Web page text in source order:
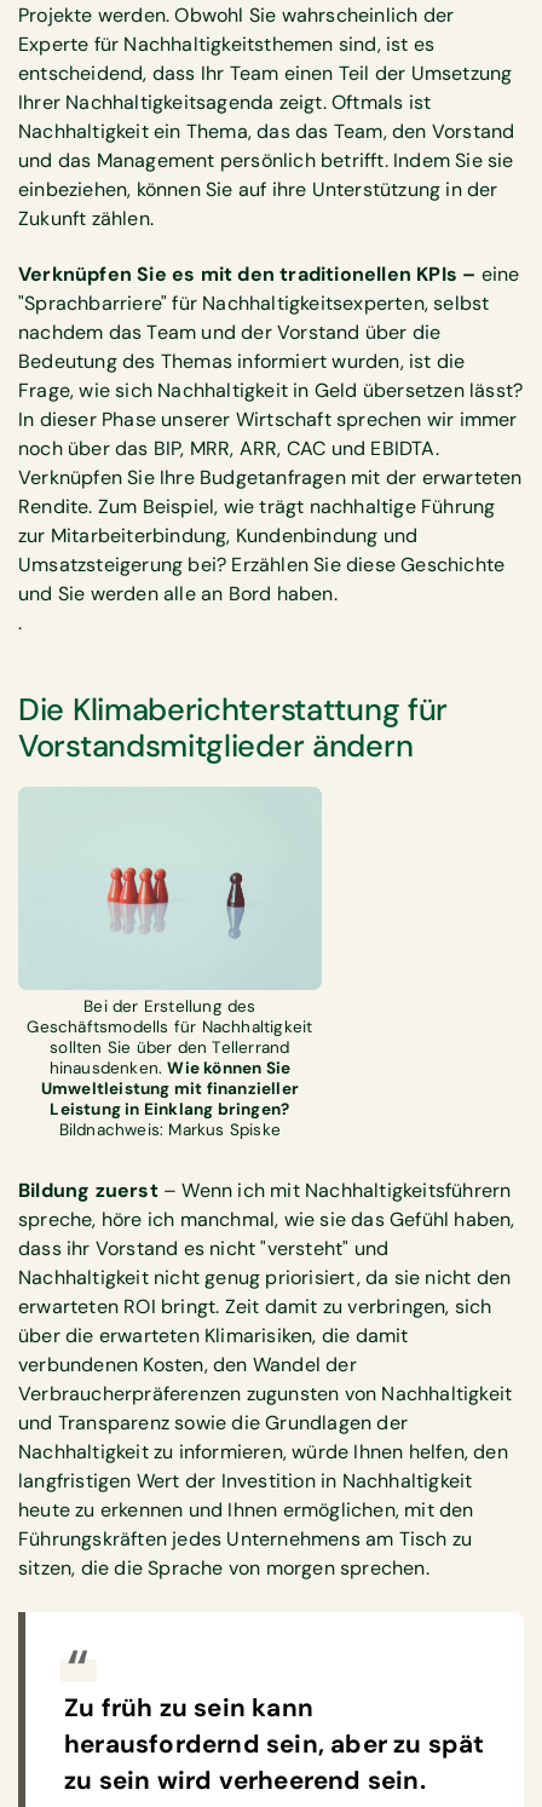
Projekte werden. Obwohl Sie wahrscheinlich der
Experte für Nachhaltigkeitsthemen sind, ist es
entscheidend, dass Ihr Team einen Teil der Umsetzung
Ihrer Nachhaltigkeitsagenda zeigt. Oftmals ist
Nachhaltigkeit ein Thema, das das Team, den Vorstand
und das Management persönlich betrifft. Indem Sie sie
einbeziehen, können Sie auf ihre Unterstützung in der
Zukunft zählen.
Verknüpfen Sie es mit den traditionellen KPIs – eine
"Sprachbarriere" für Nachhaltigkeitsexperten, selbst
nachdem das Team und der Vorstand über die
Bedeutung des Themas informiert wurden, ist die
Frage, wie sich Nachhaltigkeit in Geld übersetzen lässt?
In dieser Phase unserer Wirtschaft sprechen wir immer
noch über das BIP, MRR, ARR, CAC und EBIDTA.
Verknüpfen Sie Ihre Budgetanfragen mit der erwarteten
Rendite. Zum Beispiel, wie trägt nachhaltige Führung
zur Mitarbeiterbindung, Kundenbindung und
Umsatzsteigerung bei? Erzählen Sie diese Geschichte
und Sie werden alle an Bord haben.
.
Die Klimaberichterstattung für
Vorstandsmitglieder ändern
Bei der Erstellung des
Geschäftsmodells für Nachhaltigkeit
sollten Sie über den Tellerrand
hinausdenken.Wie können Sie
Umweltleistung mit finanzieller
Leistung in Einklang bringen?
Bildnachweis: Markus Spiske
Bildung zuerst – Wenn ich mit Nachhaltigkeitsführern
spreche, höre ich manchmal, wie sie das Gefühl haben,
dass ihr Vorstand es nicht "versteht" und
Nachhaltigkeit nicht genug priorisiert, da sie nicht den
erwarteten ROI bringt. Zeit damit zu verbringen, sich
über die erwarteten Klimarisiken, die damit
verbundenen Kosten, den Wandel der
Verbraucherpräferenzen zugunsten von Nachhaltigkeit
und Transparenz sowie die Grundlagen der
Nachhaltigkeit zu informieren, würde Ihnen helfen, den
langfristigen Wert der Investition in Nachhaltigkeit
heute zu erkennen und Ihnen ermöglichen, mit den
Führungskräften jedes Unternehmens am Tisch zu
sitzen, die die Sprache von morgen sprechen.
Zu früh zu sein kann
herausfordernd sein, aber zu spät
zu sein wird verheerend sein.